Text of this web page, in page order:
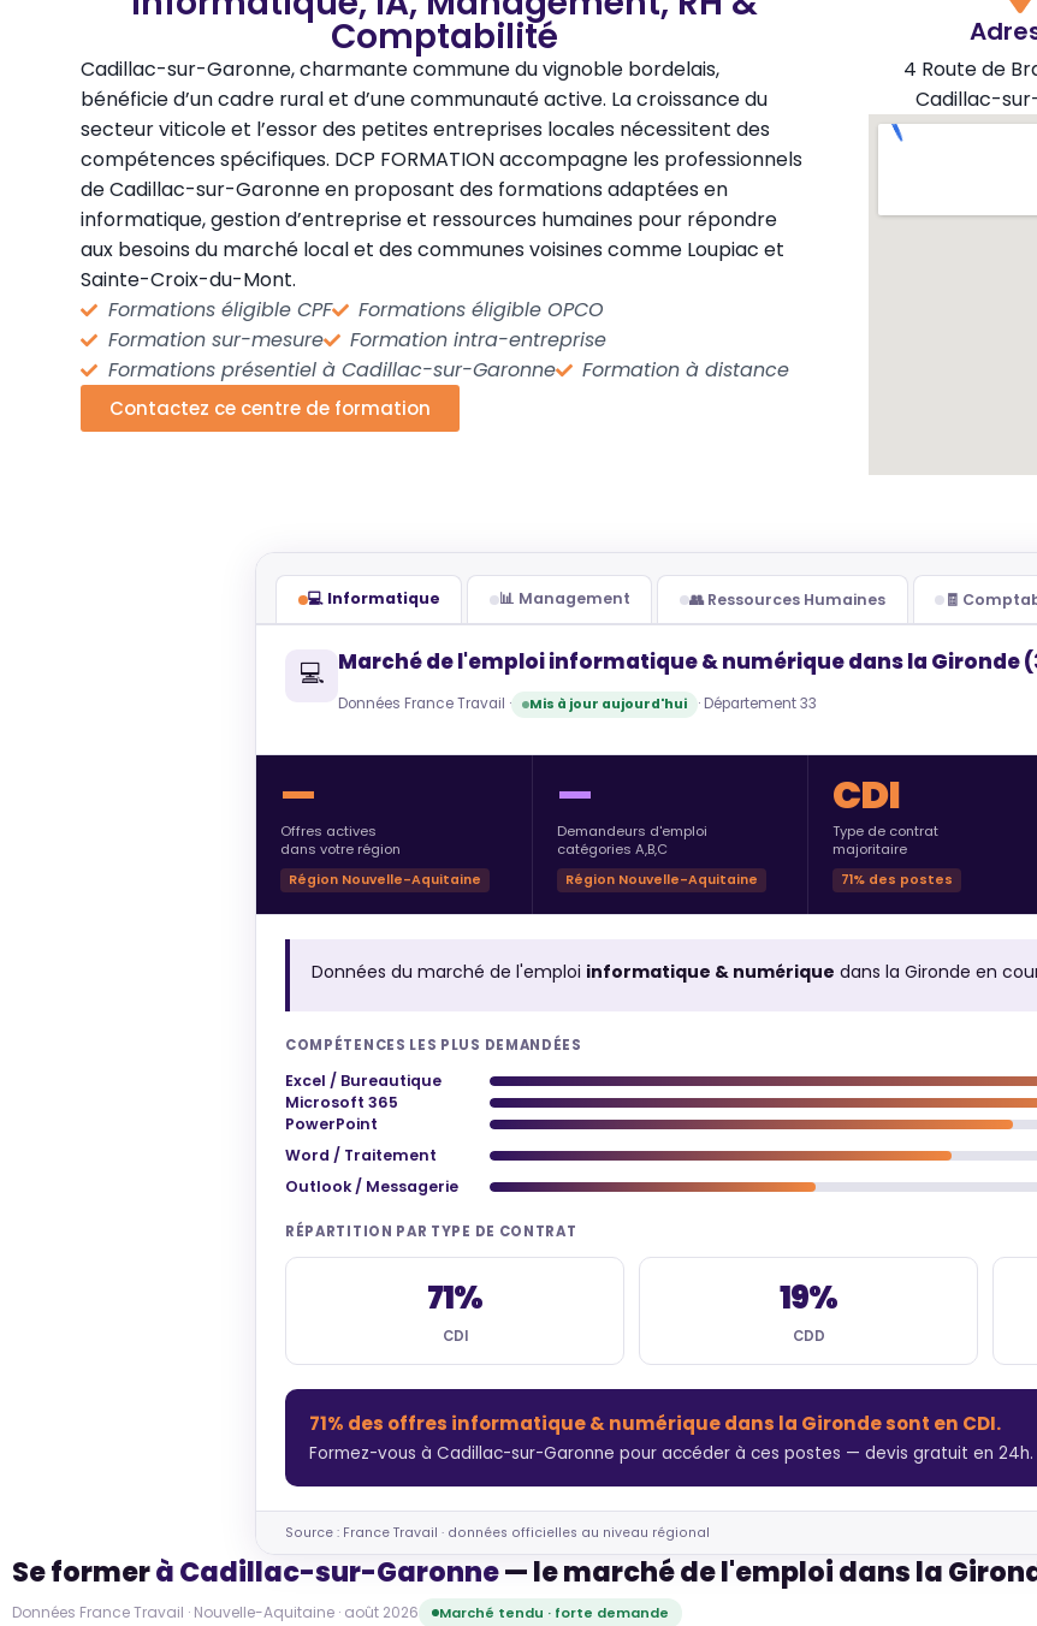
Comptabilité
Cadillac-sur-Garonne, charmante commune du vignoble bordelais,
bénéficie d’un cadre rural et d’une communauté active. La croissance du
secteur viticole et l’essor des petites entreprises locales nécessitent des
compétences spécifiques. DCP FORMATION accompagne les professionnels
de Cadillac-sur-Garonne en proposant des formations adaptées en
informatique, gestion d’entreprise et ressources humaines pour répondre
aux besoins du marché local et des communes voisines comme Loupiac et
Sainte-Croix-du-Mont.
Formations éligible CPF
Formations éligible OPCO
Formation sur-mesure
Formation intra-entreprise
Formations présentiel à Cadillac-sur-Garonne
Formation à distance
Contactez ce centre de formation
4 Route de
Cadillac-
💻 Informatique 📊 Management 👥 Ressources Humaines 🧾
💻 Marché de l'emploi informatique & numérique dans la Gironde
Données France Travail · Mis à jour aujourd'hui · Département 33
—
Offres actives
dans votre région
Région Nouvelle-Aquitaine
—
Demandeurs d'emploi
catégories A,B,C
Région Nouvelle-Aquitaine
CDI
Type de contrat
majoritaire
71% des postes
Données du marché de l'emploi informatique & numérique dans la Gironde en
COMPÉTENCES LES PLUS DEMANDÉES
Excel / Bureautique
Microsoft 365
PowerPoint
Word / Traitement
Outlook / Messagerie
RÉPARTITION PAR TYPE DE CONTRAT
71%
CDI
19%
CDD
71% des offres informatique & numérique dans la Gironde sont en CDI.
Formez-vous à Cadillac-sur-Garonne pour accéder à ces postes — devis gratuit en 24h.
Source : France Travail · données officielles au niveau régional
Se formerà Cadillac-sur-Garonne— le marché de l'emploi dans la
Données France Travail · Nouvelle-Aquitaine · août 2026 Marché tendu · forte demande